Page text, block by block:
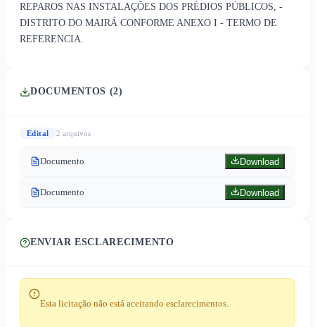
REPAROS NAS INSTALAÇÕES DOS PRÉDIOS PÚBLICOS, -
DISTRITO DO MAIRÁ CONFORME ANEXO I - TERMO DE
REFERENCIA.
DOCUMENTOS (2)
Edital 2 arquivos
Documento Download
Documento Download
ENVIAR ESCLARECIMENTO
Esta licitação não está aceitando esclarecimentos.